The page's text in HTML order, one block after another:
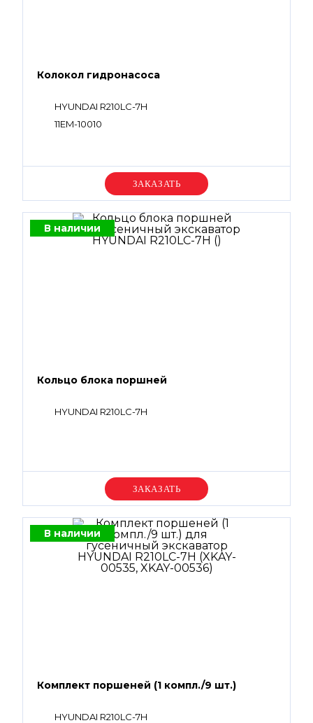
Колокол гидронасоса
HYUNDAI R210LC-7H
11EM-10010
Уточняйте цену
В наличии
Кольцо блока поршней
HYUNDAI R210LC-7H
Уточняйте цену
В наличии
Комплект поршеней (1 компл./9 шт.)
HYUNDAI R210LC-7H